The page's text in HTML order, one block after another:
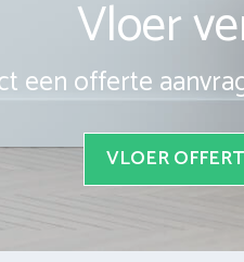
Vloer
een offerte
VLOER